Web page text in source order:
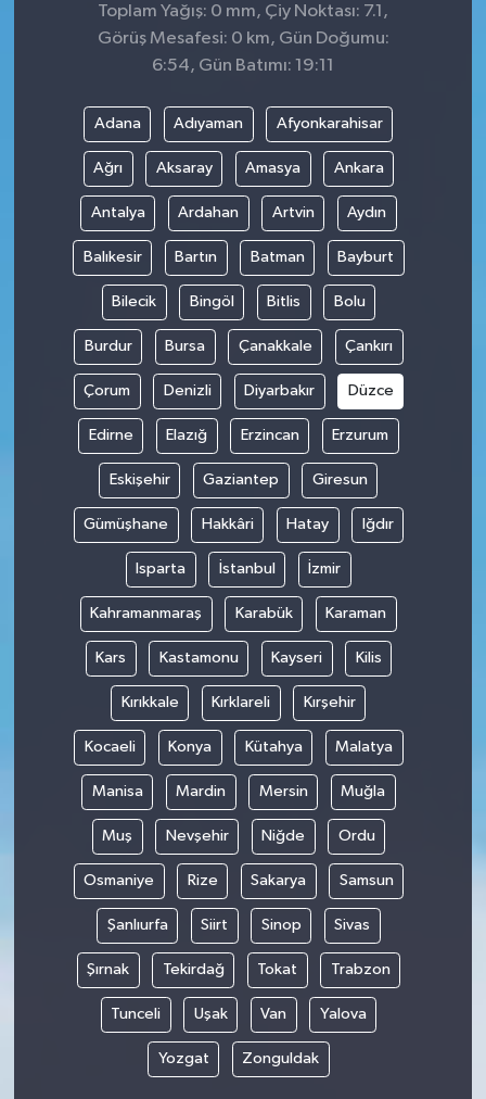
Toplam Yağış: 0 mm, Çiy Noktası: 7.1,
Görüş Mesafesi: 0 km, Gün Doğumu:
6:54, Gün Batımı: 19:11
Adana Adıyaman Afyonkarahisar
Ağrı Aksaray Amasya Ankara
Antalya Ardahan Artvin Aydın
Balıkesir Bartın Batman Bayburt
Bilecik Bingöl Bitlis Bolu
Burdur Bursa Çanakkale Çankırı
Çorum Denizli Diyarbakır Düzce
Edirne Elazığ Erzincan Erzurum
Eskişehir Gaziantep Giresun
Gümüşhane Hakkâri Hatay Iğdır
Isparta İstanbul İzmir
Kahramanmaraş Karabük Karaman
Kars Kastamonu Kayseri Kilis
Kırıkkale Kırklareli Kırşehir
Kocaeli Konya Kütahya Malatya
Manisa Mardin Mersin Muğla
Muş Nevşehir Niğde Ordu
Osmaniye Rize Sakarya Samsun
Şanlıurfa Siirt Sinop Sivas
Şırnak Tekirdağ Tokat Trabzon
Tunceli Uşak Van Yalova
Yozgat Zonguldak